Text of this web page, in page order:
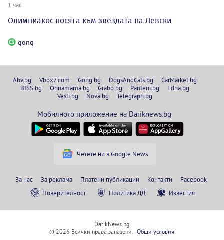
1 час
Олимпиакос посяга към звездата на Левски
gong
Abv.bg Vbox7.com Gong.bg DogsAndCats.bg
CarMarket.bg
BISS.bg
Ohnamama.bg Grabo.bg Pariteni.bg
Edna.bg
Vesti.bg
Nova.bg Telegraph.bg
Мобилното приложение на Dariknews.bg
Четете ни в Google News
За нас За реклама Платени публикации Контакти
Facebook
Поверителност
Политика ЛД Известия
DarikNews.bg
© 2026 Всички права запазени.
Общи условия